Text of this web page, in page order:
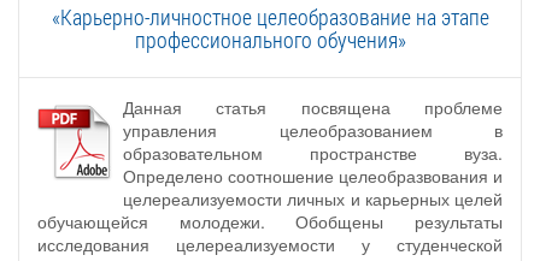
«Карьерно-личностное целеобразование на этапе
профессионального обучения»
Данная статья посвящена проблеме
управления целеобразованием в
образовательном пространстве вуза.
Определено соотношение целеобразвования и
целереализуемости личных и карьерных целей
обучающейся молодежи. Обобщены результаты
исследования целереализуемости у студенческой